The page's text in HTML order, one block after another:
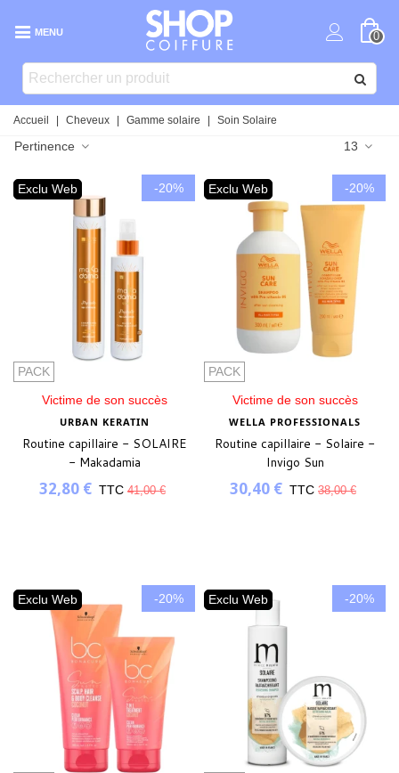
MENU 0
Accueil Cheveux Gamme solaire Soin Solaire
Pertinence 13
Exclu Web
PACK
-20%
Victime de son succès
URBAN KERATIN
Routine capillaire - SOLAIRE
- Makadamia
32,80 € TTC 41,00 €
Exclu Web
PACK
-20%
Victime de son succès
WELLA PROFESSIONALS
Routine capillaire - Solaire -
Invigo Sun
30,40 € TTC 38,00 €
Exclu Web -20% Exclu Web -20%